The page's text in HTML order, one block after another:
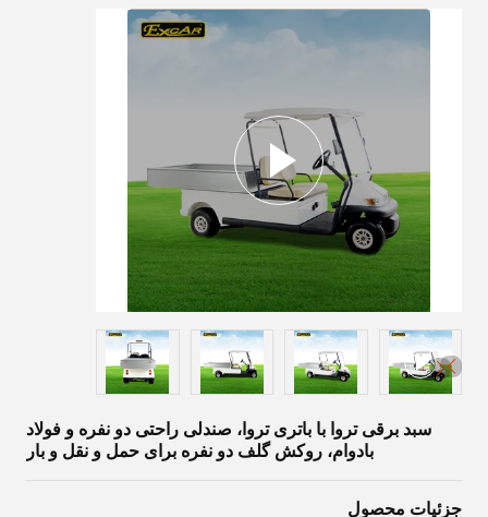
سبد برقی تروا با باتری تروا، صندلی راحتی دو نفره و فولاد
بادوام، روکش گلف دو نفره برای حمل و نقل و بار
جزئیات محصول